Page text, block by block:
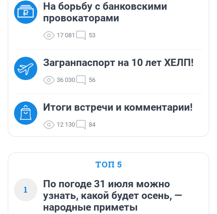
На борьбу с банковскими
провокаторами
17 081 53
Загранпаспорт на 10 лет ХЕЛП!
36 030 56
Итоги встречи и комментарии!
12 130 84
ТОП 5
1
По погоде 31 июля можно
узнать, какой будет осень, —
народные приметы